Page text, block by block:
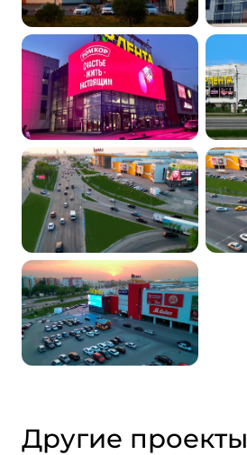
Другие проекты